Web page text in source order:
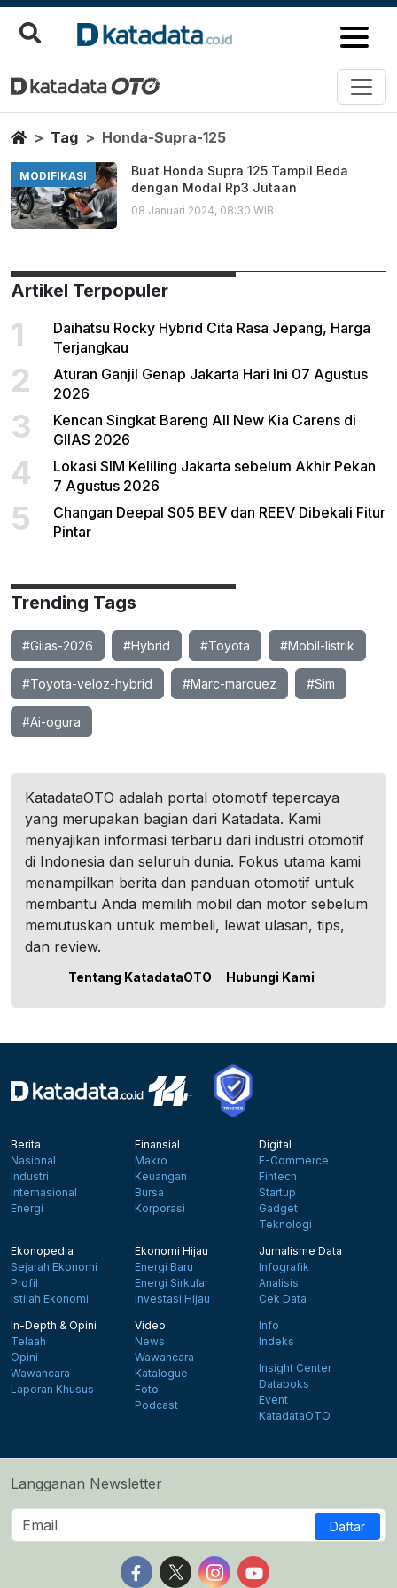
Honda Supra 125
Berita Terbaru
HomeTag Honda-Supra-125
MODIFIKASI
Buat Honda Supra 125 Tampil Beda
dengan Modal Rp3 Jutaan
08 Januari 2024, 08:30 WIB
Artikel Terpopuler
1
Daihatsu Rocky Hybrid Cita Rasa Jepang, Harga
Terjangkau
2
Aturan Ganjil Genap Jakarta Hari Ini 07 Agustus
2026
3
Kencan Singkat Bareng All New Kia Carens di
GIIAS 2026
4
Lokasi SIM Keliling Jakarta sebelum Akhir Pekan
7 Agustus 2026
5
Changan Deepal S05 BEV dan REEV Dibekali Fitur
Pintar
Trending Tags
#Giias-2026 #Hybrid #Toyota #Mobil-listrik
#Toyota-veloz-hybrid #Marc-marquez #Sim
#Ai-ogura
KatadataOTO adalah portal otomotif tepercaya
yang merupakan bagian dari Katadata. Kami
menyajikan informasi terbaru dari industri otomotif
di Indonesia dan seluruh dunia. Fokus utama kami
menampilkan berita dan panduan otomotif untuk
membantu Anda memilih mobil dan motor sebelum
memutuskan untuk membeli, lewat ulasan, tips,
dan review.
Tentang KatadataOTO Hubungi Kami
Berita
Nasional
Industri
Internasional
Energi
Finansial
Makro
Keuangan
Bursa
Korporasi
Digital
E-Commerce
Fintech
Startup
Gadget
Teknologi
Ekonopedia
Sejarah Ekonomi
Profil
Istilah Ekonomi
Ekonomi Hijau
Energi Baru
Energi Sirkular
Investasi Hijau
Jurnalisme Data
Infografik
Analisis
Cek Data
In-Depth & Opini
Telaah
Opini
Wawancara
Laporan Khusus
Video
News
Wawancara
Katalogue
Foto
Podcast
Info
Indeks
Insight Center
Databoks
Event
KatadataOTO
Langganan Newsletter
Daftar
Follow us on Facebook
Follow us on X
Follow us on Instagram
Follow us on